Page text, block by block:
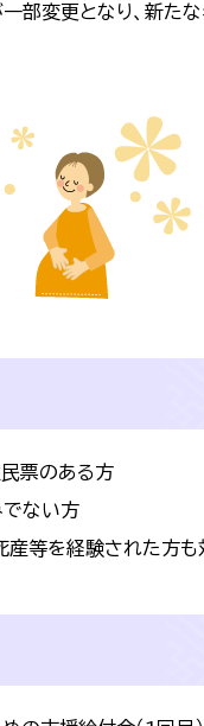
部変更となり、新た
票のある方
でない方
産等を経験された方も